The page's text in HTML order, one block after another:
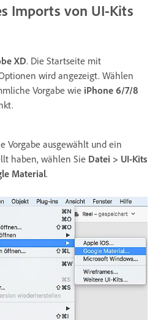
Imports von UI-Kits
XD. Die Startseite mit
wird angezeigt. Wählen
Vorgabe wie iPhone 6/7/8
Vorgabe ausgewählt und ein
haben, wählen Sie Datei > UI-Kits
Material.